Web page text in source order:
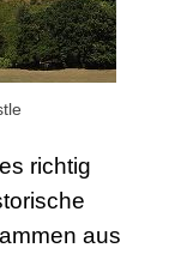
richtig
aus